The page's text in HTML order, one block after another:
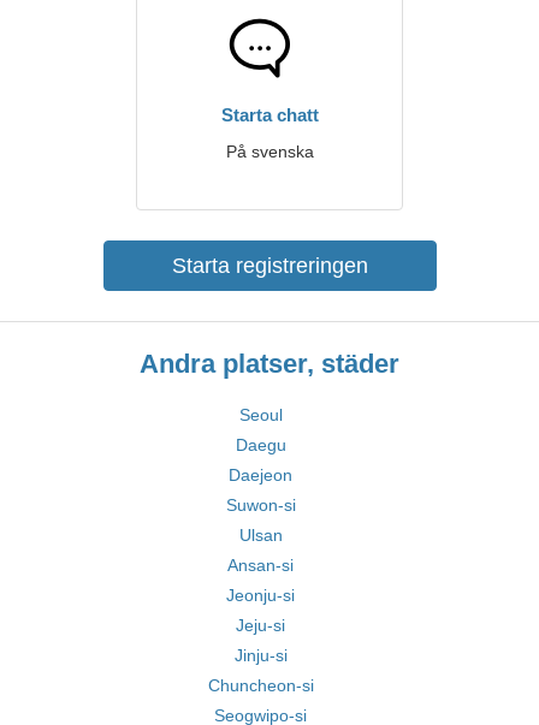
Starta chatt
På svenska
Starta registreringen
Andra platser, städer
Seoul
Daegu
Daejeon
Suwon-si
Ulsan
Ansan-si
Jeonju-si
Jeju-si
Jinju-si
Chuncheon-si
Seogwipo-si